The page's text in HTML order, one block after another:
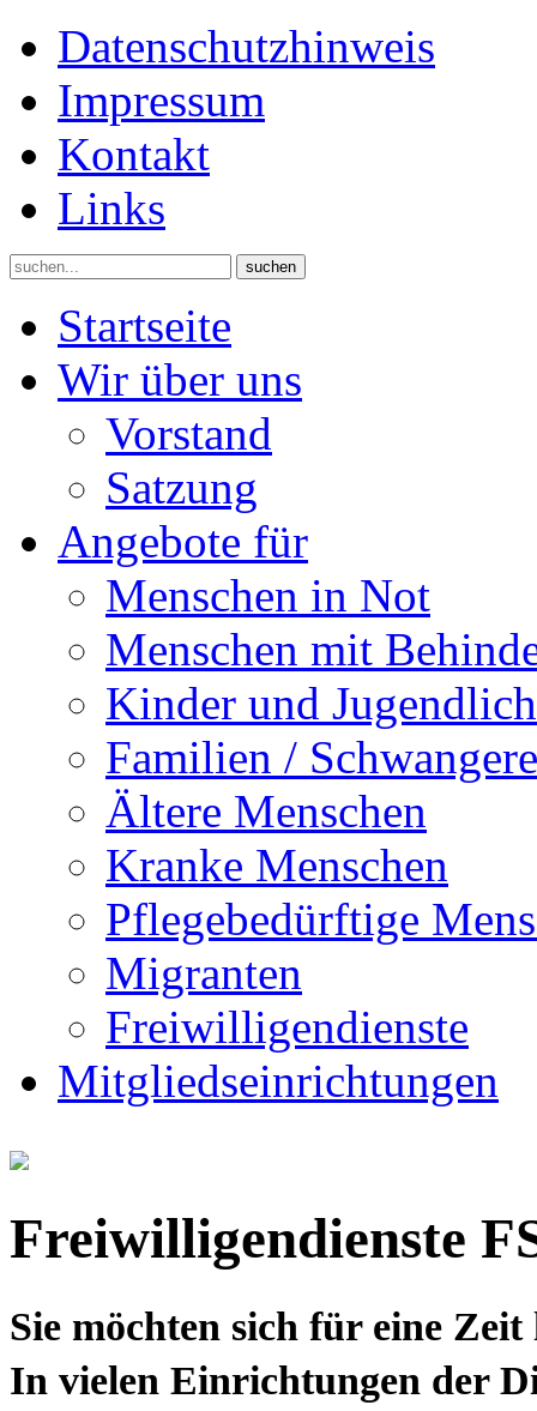
Datenschutzhinweis
Impressum
Kontakt
Links
suchen
Startseite
Wir über uns
Vorstand
Satzung
Angebote für
Menschen in Not
Menschen mit
Kinder und
Familien / Schwangere
Ältere Menschen
Kranke Menschen
Pflegebedürftige
Migranten
Freiwilligendienste
Mitgliedseinrichtungen
Freiwilligendienste
Sie möchten sich für eine
In vielen Einrichtungen der